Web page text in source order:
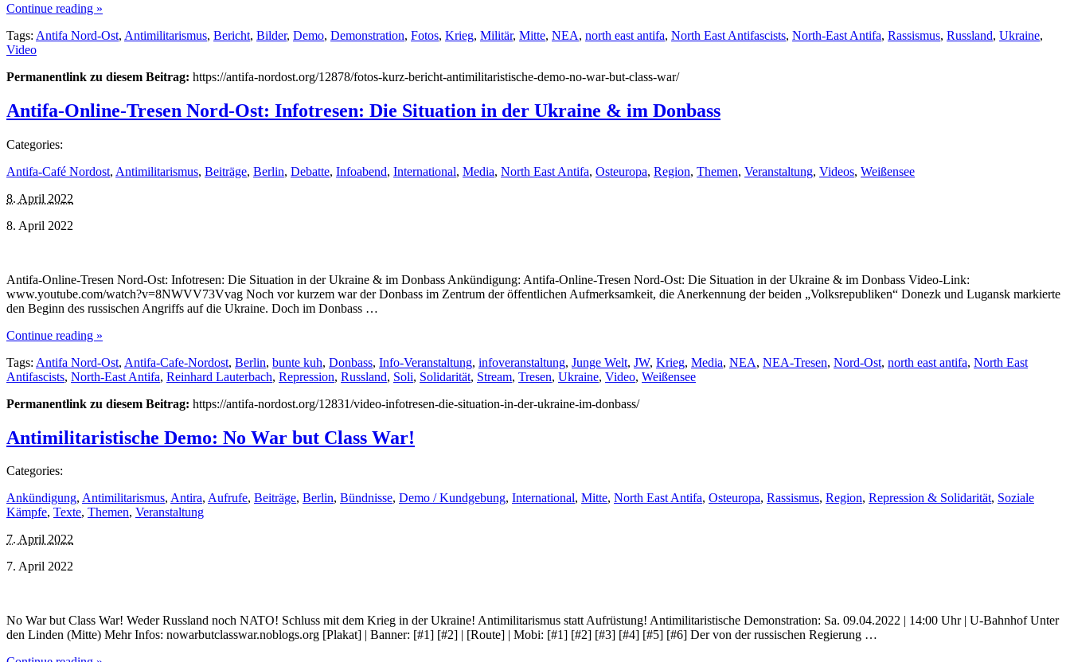
Continue reading »
Tags: Antifa Nord-Ost, Antimilitarismus, Bericht, Bilder, Demo, Demonstration, Fotos, Krieg, Militär, Mitte, NEA, north east antifa, North East Antifascists, North-East Antifa, Rassismus, Russland, Ukraine,
Video
Permanentlink zu diesem Beitrag: https://antifa-nordost.org/12878/fotos-kurz-bericht-antimilitaristische-demo-no-war-but-class-war/
Antifa-Online-Tresen Nord-Ost: Infotresen: Die Situation in der Ukraine & im Donbass
Categories:
Antifa-Café Nordost, Antimilitarismus, Beiträge, Berlin, Debatte, Infoabend, International, Media, North East Antifa, Osteuropa, Region, Themen, Veranstaltung, Videos, Weißensee
8. April 2022
8. April 2022
Antifa-Online-Tresen Nord-Ost: Infotresen: Die Situation in der Ukraine & im Donbass Ankündigung: Antifa-Online-Tresen Nord-Ost: Die Situation in der Ukraine & im Donbass Video-Link:
www.youtube.com/watch?v=8NWVV73Vvag Noch vor kurzem war der Donbass im Zentrum der öffentlichen Aufmerksamkeit, die Anerkennung der beiden „Volksrepubliken“ Donezk und Lugansk markierte
den Beginn des russischen Angriffs auf die Ukraine. Doch im Donbass …
Continue reading »
Tags: Antifa Nord-Ost, Antifa-Cafe-Nordost, Berlin, bunte kuh, Donbass, Info-Veranstaltung, infoveranstaltung, Junge Welt, JW, Krieg, Media, NEA, NEA-Tresen, Nord-Ost, north east antifa, North East
Antifascists, North-East Antifa, Reinhard Lauterbach, Repression, Russland, Soli, Solidarität, Stream, Tresen, Ukraine, Video, Weißensee
Permanentlink zu diesem Beitrag: https://antifa-nordost.org/12831/video-infotresen-die-situation-in-der-ukraine-im-donbass/
Antimilitaristische Demo: No War but Class War!
Categories:
Ankündigung, Antimilitarismus, Antira, Aufrufe, Beiträge, Berlin, Bündnisse, Demo / Kundgebung, International, Mitte, North East Antifa, Osteuropa, Rassismus, Region, Repression & Solidarität, Soziale
Kämpfe, Texte, Themen, Veranstaltung
7. April 2022
7. April 2022
No War but Class War! Weder Russland noch NATO! Schluss mit dem Krieg in der Ukraine! Antimilitarismus statt Aufrüstung! Antimilitaristische Demonstration: Sa. 09.04.2022 | 14:00 Uhr | U-Bahnhof Unter
den Linden (Mitte) Mehr Infos: nowarbutclasswar.noblogs.org [Plakat] | Banner: [#1] [#2] | [Route] | Mobi: [#1] [#2] [#3] [#4] [#5] [#6] Der von der russischen Regierung …